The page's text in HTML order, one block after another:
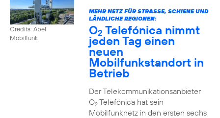
Credits: Abel
Mobilfunk
MEHR NETZ FÜR STRASSE, SCHIENE UND L
ÄNDLICHE REGIONEN:
O2 Telefónica nimmt
jeden Tag einen
neuen
Mobilfunkstandort in
Betrieb
Der Telekommunikationsanbieter
O2Telefónica hat sein
Mobilfunknetz in den ersten sechs